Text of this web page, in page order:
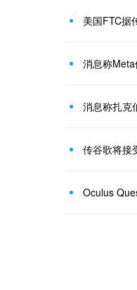
美国FTC据
消息称
消息称扎克
传谷歌将接
Oculus